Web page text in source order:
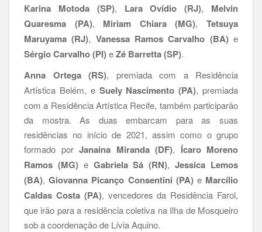
Karina Motoda (SP), Lara Ovídio (RJ), Melvin
Quaresma (PA), Miriam Chiara (MG),Tetsuya
Maruyama (RJ), Vanessa Ramos Carvalho (BA)e
Sérgio Carvalho (PI)eZé Barretta (SP).
Anna Ortega (RS), premiada com a Residência
Artística Belém, e Suely Nascimento (PA), premiada
com a Residência Artística Recife, também participarão
da mostra. As duas embarcam para as suas
residências no início de 2021, assim como o grupo
formado por Janaina Miranda (DF), Ícaro Moreno
Ramos (MG)e Gabriela Sá (RN),Jessica Lemos
(BA),Giovanna Picanço Consentini (PA)e Marcílio
Caldas Costa (PA), vencedores da Residência Farol,
que irão para a residência coletiva na Ilha de Mosqueiro
sob a coordenação de Lívia Aquino.